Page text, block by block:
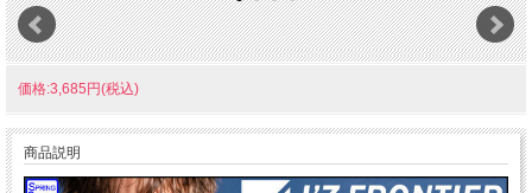
価格:3,685円(税込)
商品説明